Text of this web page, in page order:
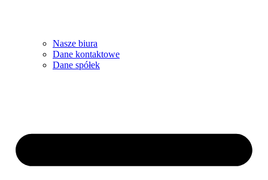
Nasze biura
Dane kontaktowe
Dane spółek